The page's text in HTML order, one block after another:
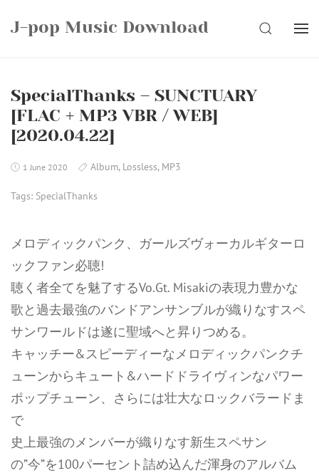
J-pop Music Download SEARCH
SpecialThanks – SUNCTUARY
[FLAC + MP3 VBR / WEB]
[2020.04.22]
1 June 2020 Album, Lossless, MP3
Tags: SpecialThanks
メロディックパンク、ガールズヴォーカルギターロ
ックファン必聴!
聴く者全てを魅了するVo.Gt. Misakiの表現力豊かな
歌と過去最強のバンドアンサンブルが織りなすスペ
サンワールドは遂に聖域へと昇りつめる。
キャッチー&スピーディーなメロディックパンクチ
ューンからキュート&ハードドライヴィンなパワー
ポップチューン、さらには壮大なロックバラードま
で
史上最強のメンバーが織りなす新生スペサン
の”今”を100パーセント詰め込んだ渾身のアルバム